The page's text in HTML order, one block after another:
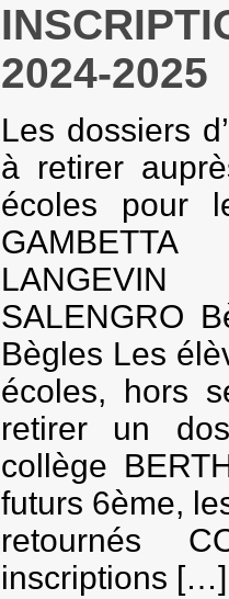
2024-2025
Les dossiers
à retirer
écoles pour
SALENGRO
Bègles Les
écoles, hors
retirer un
collège
futurs 6ème,
retournés
inscriptions